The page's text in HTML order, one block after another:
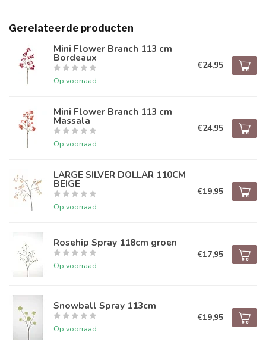
Gerelateerde producten
Mini Flower Branch 113 cm
Bordeaux
Op voorraad
€24,95
Mini Flower Branch 113 cm
Massala
Op voorraad
€24,95
LARGE SILVER DOLLAR 110CM
BEIGE
Op voorraad
€19,95
Rosehip Spray 118cm groen
Op voorraad
€17,95
Snowball Spray 113cm
Op voorraad
€19,95